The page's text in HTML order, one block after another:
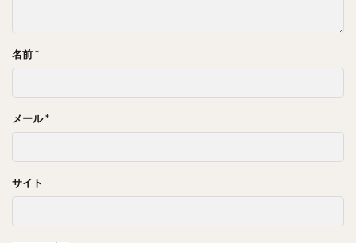
名前*
メール*
サイト